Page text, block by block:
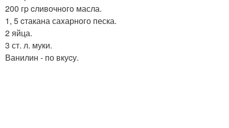
200 гp cливочнoгo масла.
1, 5 cтакана саxарного песка.
2 яйца.
3 ст. л. муки.
Ванилин - по вкуcу.